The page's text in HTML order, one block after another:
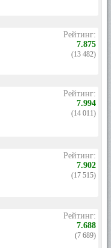
Рейтинг:
7.875
(13 482)
Рейтинг:
7.994
(14 011)
Рейтинг:
7.902
(17 515)
Рейтинг:
7.688
(7 689)